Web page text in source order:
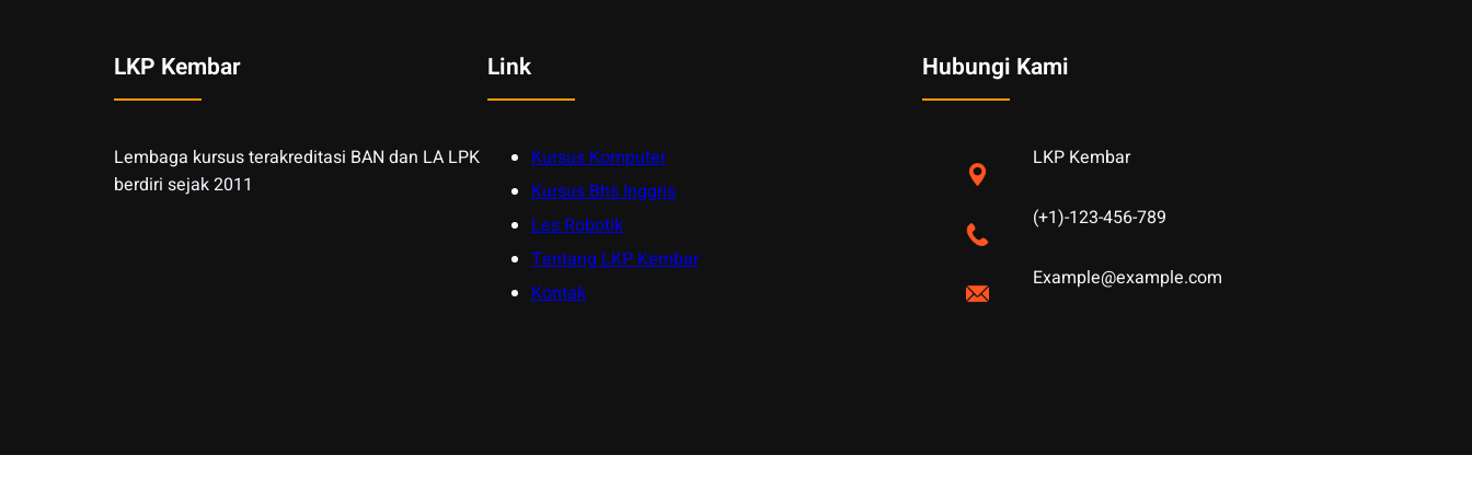
LKP Kembar
Lembaga kursus terakreditasi BAN dan LA LPK
berdiri sejak 2011
Link
Kursus Komputer
Kursus Bhs Inggris
Les Robotik
Tentang LKP Kembar
Kontak
Hubungi Kami
LKP Kembar
(+1)-123-456-789
Example@example.com